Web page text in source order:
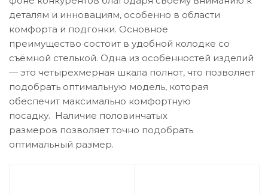
деталям и инновациям, особенно в области
комфорта и подгонки. Основное
преимущество состоит в удобной колодке со
съёмной стелькой. Одна из особенностей изделий
— это четырехмерная шкала полнот, что позволяет
подобрать оптимальную модель, которая
обеспечит максимально комфортную
посадку. Наличие половинчатых
размеров позволяет точно подобрать
оптимальный размер.